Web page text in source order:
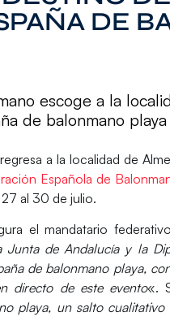
DE
escoge a la
de balonmano
a la localidad de
Española de
al 30 de julio.
el mandatario
de Andalucía y la
de balonmano playa,
directo de este evento«.
playa, un salto